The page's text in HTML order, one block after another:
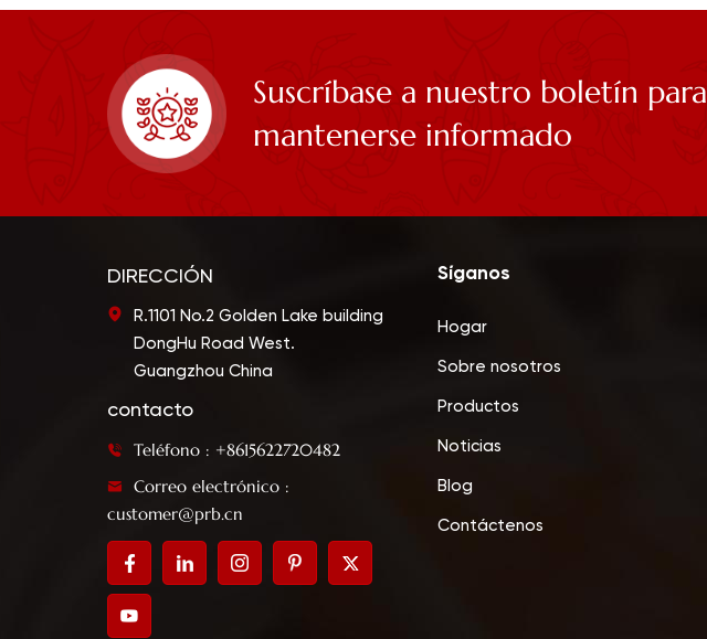
Suscríbase a nuestro boletín para
mantenerse informado
DIRECCIÓN
R.1101 No.2 Golden Lake building
DongHu Road West.
Guangzhou China
contacto
Teléfono : +8615622720482
Correo electrónico :
customer@prb.cn
Síganos
Hogar
Sobre nosotros
Productos
Noticias
Blog
Contáctenos